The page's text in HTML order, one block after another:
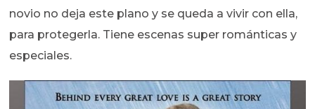
novio no deja este plano y se queda a vivir con ella,
para protegerla. Tiene escenas super románticas y
especiales.